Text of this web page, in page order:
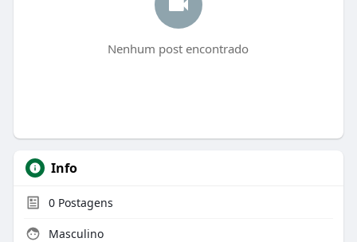
Nenhum post encontrado
Info
0Postagens
Masculino